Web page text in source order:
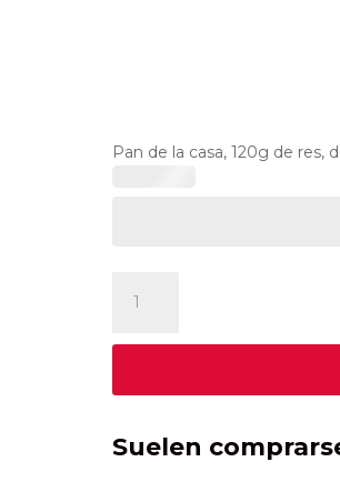
Pan de la casa, 120g de
Cheese
Suelen